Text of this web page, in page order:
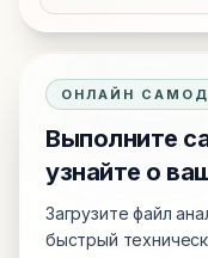
ОНЛАЙН
Выполните
узнайте о
Загрузите файл
быстрый